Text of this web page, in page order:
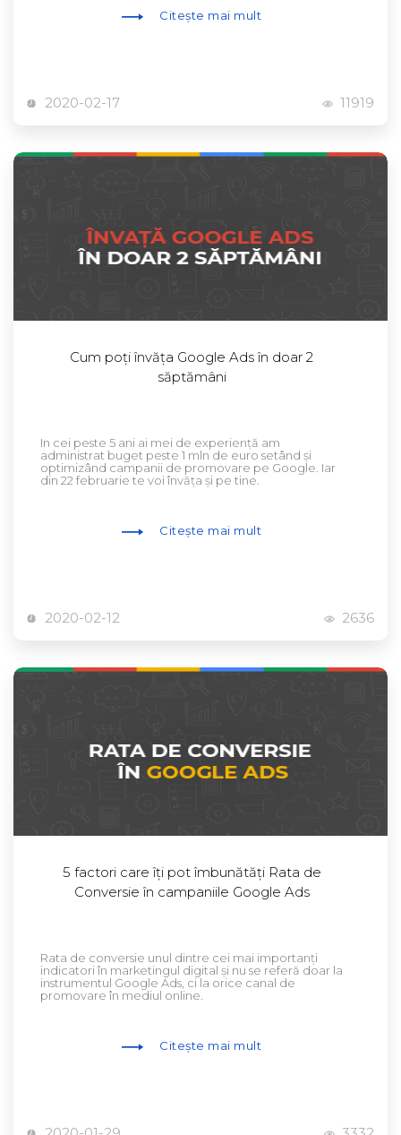
Citește mai mult
2020-02-17 11919
Cum poți învăța Google Ads în doar 2
săptămâni
In cei peste 5 ani ai mei de experiență am
administrat buget peste 1 mln de euro setând și
optimizând campanii de promovare pe Google. Iar
din 22 februarie te voi învăța și pe tine.
Citește mai mult
2020-02-12 2636
5 factori care îți pot îmbunătăți Rata de
Conversie în campaniile Google Ads
Rata de conversie unul dintre cei mai importanți
indicatori în marketingul digital și nu se referă doar la
instrumentul Google Ads, ci la orice canal de
promovare în mediul online.
Citește mai mult